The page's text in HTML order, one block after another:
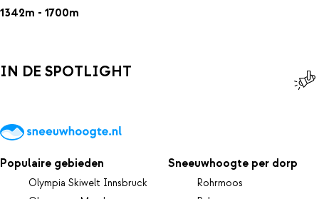
1342m - 1700m
IN DE SPOTLIGHT
Populaire gebieden
Olympia Skiwelt Innsbruck
Sneeuwhoogte per dorp
Rohrmoos